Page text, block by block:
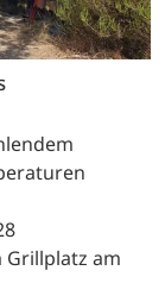
Grillplatz am